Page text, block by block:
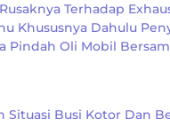
Terhadap
Khususnya Dahulu
Pindah Oli Mobil
Busi Kotor Dan